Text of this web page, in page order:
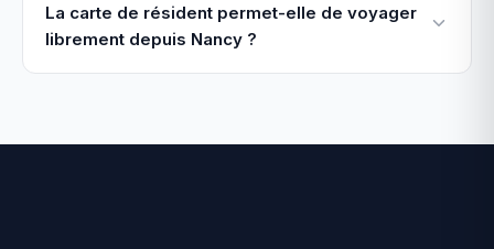
La carte de résident permet-elle de voyager
librement depuis Nancy ?